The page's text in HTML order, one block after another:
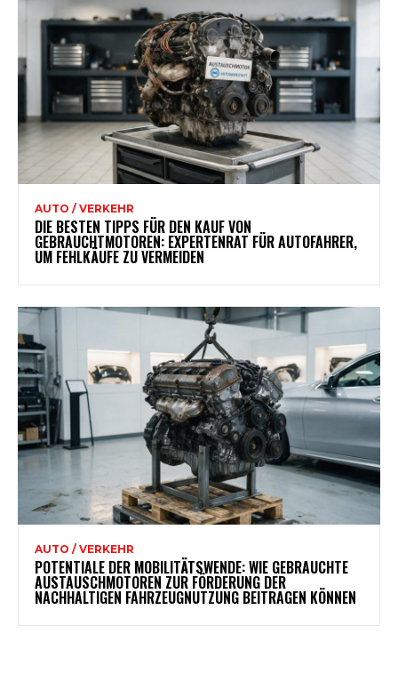
AUTO / VERKEHR
DIE BESTEN TIPPS FÜR DEN KAUF VON
GEBRAUCHTMOTOREN: EXPERTENRAT FÜR AUTOFAHRER,
UM FEHLKÄUFE ZU VERMEIDEN
AUTO / VERKEHR
POTENTIALE DER MOBILITÄTSWENDE: WIE GEBRAUCHTE
AUSTAUSCHMOTOREN ZUR FÖRDERUNG DER
NACHHALTIGEN FAHRZEUGNUTZUNG BEITRAGEN KÖNNEN